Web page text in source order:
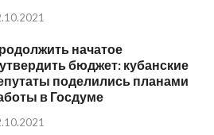
начатое
бюджет: кубанские
поделились планами
в Госдуме